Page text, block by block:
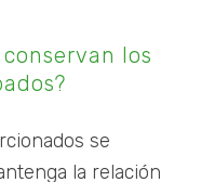
los
se
la relación